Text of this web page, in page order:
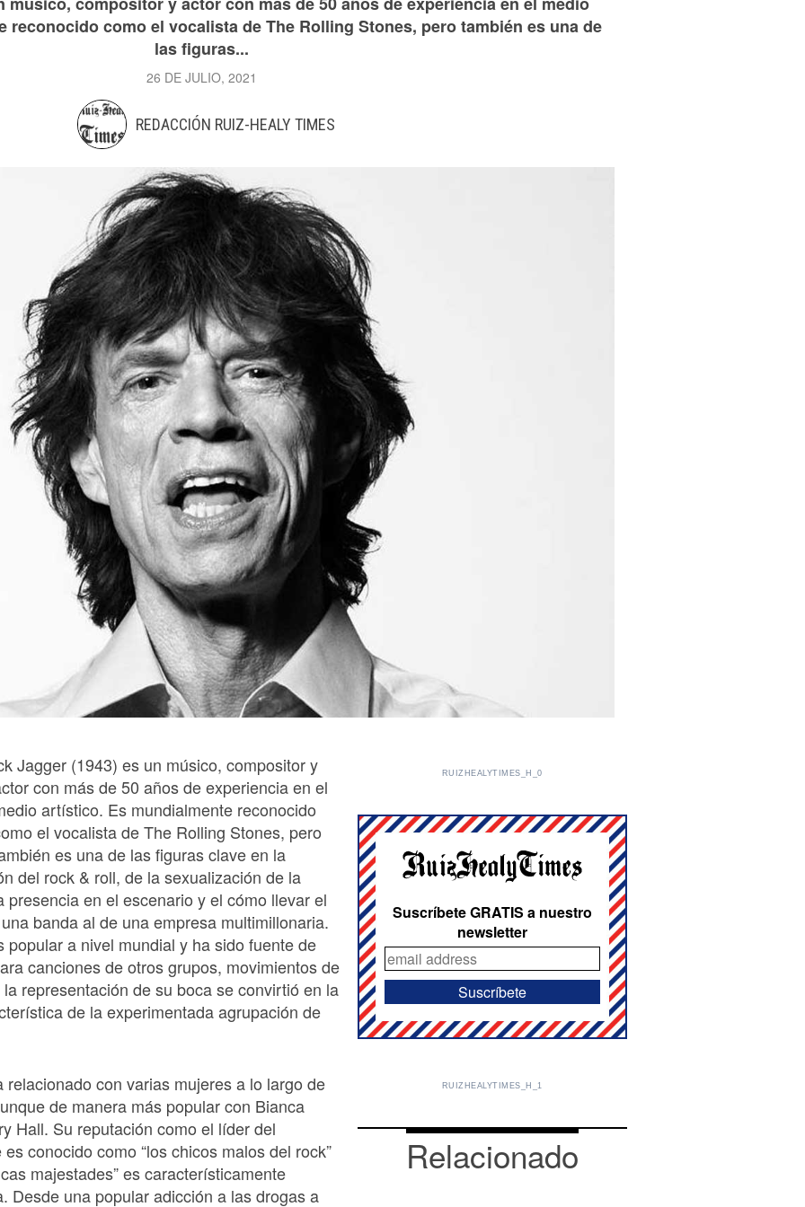
reconocido como el vocalista de The Rolling Stones, pero también es una de
las figuras...
26 DE JULIO, 2021
REDACCIÓN RUIZ-HEALY TIMES
Jagger (1943) es un músico, compositor y
con más de 50 años de experiencia en el
artístico. Es mundialmente reconocido
el vocalista de The Rolling Stones, pero
es una de las figuras clave en la
del rock & roll, de la sexualización de la
presencia en el escenario y el cómo llevar el
banda al de una empresa multimillonaria.
popular a nivel mundial y ha sido fuente de
canciones de otros grupos, movimientos de
representación de su boca se convirtió en la
de la experimentada agrupación de
relacionado con varias mujeres a lo largo de
de manera más popular con Bianca
Hall. Su reputación como el líder del
conocido como “los chicos malos del rock”
majestades” es característicamente
Desde una popular adicción a las drogas a
RUIZHEALYTIMES_H_0
Suscríbete GRATIS a nuestro
newsletter
RUIZHEALYTIMES_H_1
Relacionado